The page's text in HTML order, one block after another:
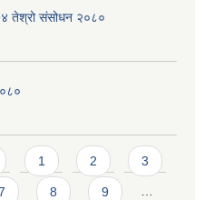
तेश्रो संसोधन २०८०
1 2 3
8 9 …